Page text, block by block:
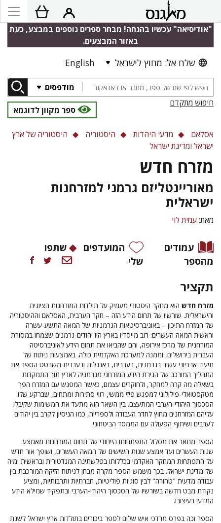
"אודיסיאה" עכשיו בהנחה! מבחר ספרים נוספים במבצע, כעת
באזור המבצעים.
שלח אל: מחוץ לישראל English
מודפסים
חיפוש מתקדם
ספר מקוון לדוגמא
אסלאם מדעי היהדות היסטוריה
היסטוריה של ארץ
ישראל ומדינת ישראל
מזרח חדש
מאוריינטליזם גרמני למזרחנות
ישראלית
מאת:עמית לוי
עמודים
מהספר
המועדפים
שלי
שתפו
תקציר
מזרח חדש הוא מחקר היסטורי מעמיק על תולדות המזרחנות הציונית
והישראלית. שורשיו של תחום הידע הזה – חקר הערבית, האסלאם וההיסטוריה
של המזרח התיכון – באוניברסיטאות הגרמניות של המאה התשע-עשרה
וראשית המאה העשרים: רוב מייסדיו בארץ היו יהודים-גרמנים שצמחו במסורת
המזרחנית של מרכז אירופה, והם שהביאו את תחום הידע לאוניברסיטה
העברית בירושלים, וממנה למערכת האקדמית כולה. באמצעות ניתוח של
תיעוד ארכיוני עשיר בגרמנית, בערבית, באנגלית ובעברית משרטט הספר את
התהליך המורכב של הגירת הידע המזרחני מגרמניה לארץ תוך התמקדות
בשאלה מה קרה למחקר, ולחוקרים עצמם, כאשר המפגש עם המזרח הפך
מטקסטואלי-פילולוגי למפגש פיזי ממשי, רווי סתירות ומתחים, שברקע שלו
הסכסוך היהודי-הערבי המתעצם. בין השאר הוא מתעד את המשימות שקיבלו
עליהם המזרחנים מחוץ לחדר העבודה ולספרייה, כמו הניסיון לקרב בין יהודים
לערבים ושיתוף הפעולה עם הממסד הביטחוני.
הספר מתאר את מסלול התפתחותו הייחודי של תחום המזרחנות מאמצע
שנות העשרים ועד אמצע שנות השישים של המאה העשרים, ושופך אור חדש
על התפתחות המחקר האקדמי בכללותו בפלשתינה המנדטורית ובראשית ימיה
של מדינת ישראל. בכך משמש הספר מקרה מבחן לניתוח הזיקה המורכבת בין
עבודה מדעית "טהורה" לבין סוגיות פוליטיות, חברתיות ותרבותיות, ומציע
נקודת מבט חדשה בשורשיו של הסכסוך היהודי-הערבי ובתפקיד שמילא הידע
המדעי בעיצובו.
הספר זכה בפרס מרדכי איש שלום לספר ביכורים בתולדות ארץ ישראל לשנת